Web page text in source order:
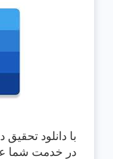
با دانلود تحقیق
در خدمت شما